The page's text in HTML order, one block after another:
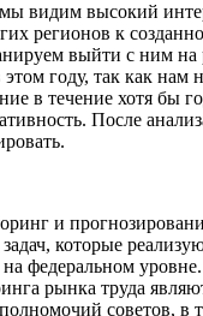
видим высокий
регионов к
выйти с ним
году, так как нам
в течение хотя бы
После
и
которые
федеральном
рынка труда
советов, в